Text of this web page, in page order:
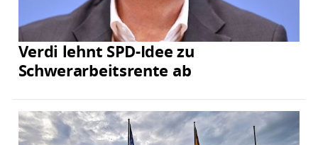
Verdi lehnt SPD-Idee zu
Schwerarbeitsrente ab